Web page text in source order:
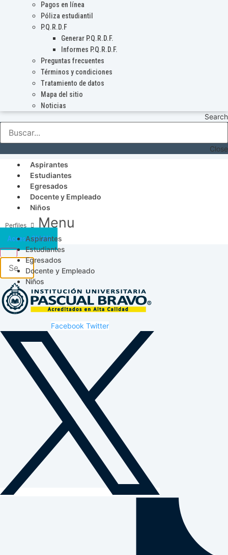
Pagos en línea
Póliza estudiantil
P.Q.R.D.F
Generar P.Q.R.D.F.
Informes P.Q.R.D.F.
Preguntas frecuentes
Términos y condiciones
Tratamiento de datos
Mapa del sitio
Noticias
Search
Close
Aspirantes
Estudiantes
Egresados
Docente y Empleado
Niños
Menu
Aspirantes
Estudiantes
Egresados
Docente y Empleado
Niños
Acceso SICAU
Facebook Twitter